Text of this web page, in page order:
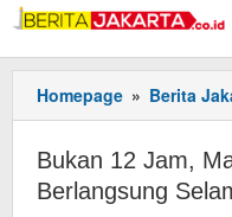
Lewati
ke
konten
Homepage » Berita
Bukan 12 Jam,
Berlangsung